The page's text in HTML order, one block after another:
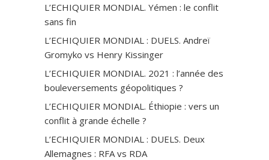
L’ECHIQUIER MONDIAL. Yémen : le conflit
sans fin
L’ECHIQUIER MONDIAL : DUELS. Andreï
Gromyko vs Henry Kissinger
L’ECHIQUIER MONDIAL. 2021 : l’année des
bouleversements géopolitiques ?
L’ECHIQUIER MONDIAL. Éthiopie : vers un
conflit à grande échelle ?
L’ECHIQUIER MONDIAL : DUELS. Deux
Allemagnes : RFA vs RDA